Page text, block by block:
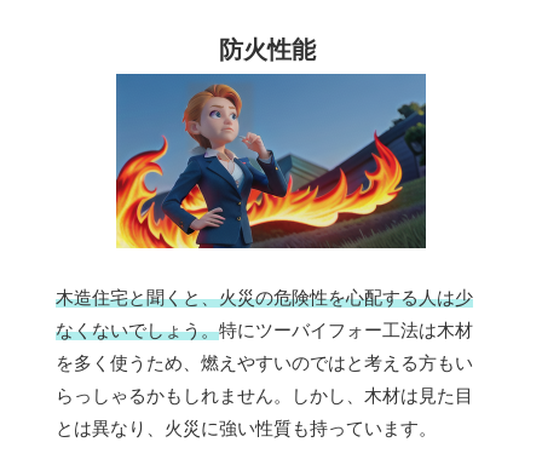
防火性能
木造住宅と聞くと、火災の危険性を心配する人は少
なくないでしょう。特にツーバイフォー工法は木材
を多く使うため、燃えやすいのではと考える方もい
らっしゃるかもしれません。しかし、木材は見た目
とは異なり、火災に強い性質も持っています。